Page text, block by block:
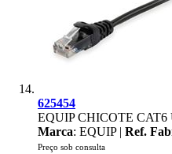
625454
EQUIP CHICOTE CAT6
Marca: EQUIP | Ref.
Preço sob consulta